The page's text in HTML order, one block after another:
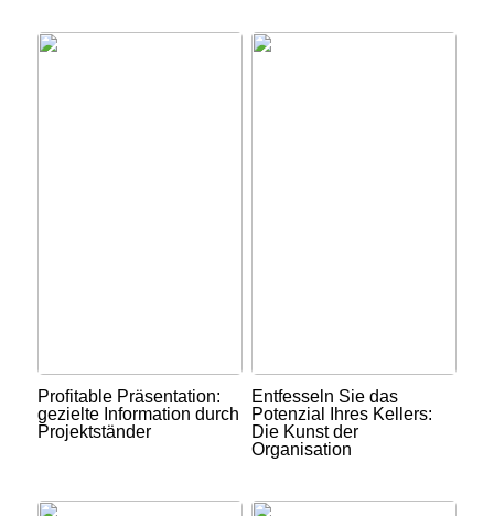
Profitable Präsentation:
gezielte Information durch
Projektständer
Entfesseln Sie das
Potenzial Ihres Kellers:
Die Kunst der
Organisation